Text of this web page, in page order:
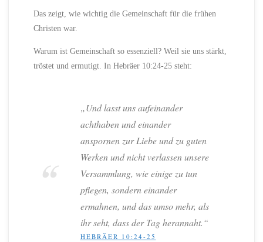
Das zeigt, wie wichtig die Gemeinschaft für die frühen
Christen war.
Warum ist Gemeinschaft so essenziell? Weil sie uns stärkt,
tröstet und ermutigt. In Hebräer 10:24-25 steht:
„Und lasst uns aufeinander
achthaben und einander
anspornen zur Liebe und zu guten
Werken und nicht verlassen unsere
Versammlung, wie einige zu tun
pflegen, sondern einander
ermahnen, und das umso mehr, als
ihr seht, dass der Tag herannaht.“
HEBRÄER 10:24-25